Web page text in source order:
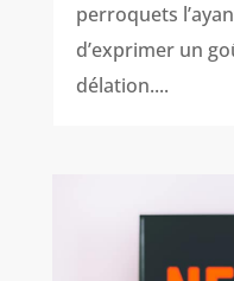
perroquets
d’exprimer un
délation....